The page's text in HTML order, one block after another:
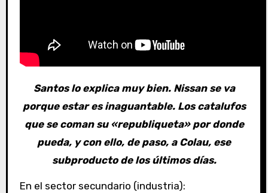
Santos lo explica muy bien. Nissan se va
porque estar es inaguantable. Los catalufos
que se coman su «republiqueta» por donde
pueda, y con ello, de paso, a Colau, ese
subproducto de los últimos días.
En el sector secundario (industria):